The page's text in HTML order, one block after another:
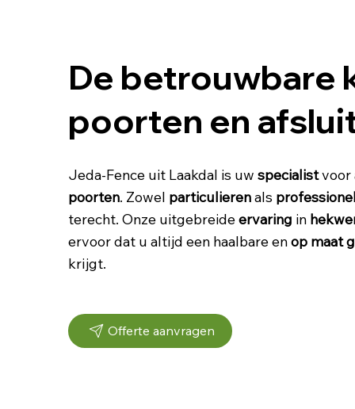
De betrouwbare
poorten en
Jeda-Fence uit Laakdal is uw specialistvoor
poorten. Zowel particulierenals
terecht. Onze uitgebreideervaring in
ervoor dat u altijd een haalbare enop maat
krijgt.
Offerte aanvragen